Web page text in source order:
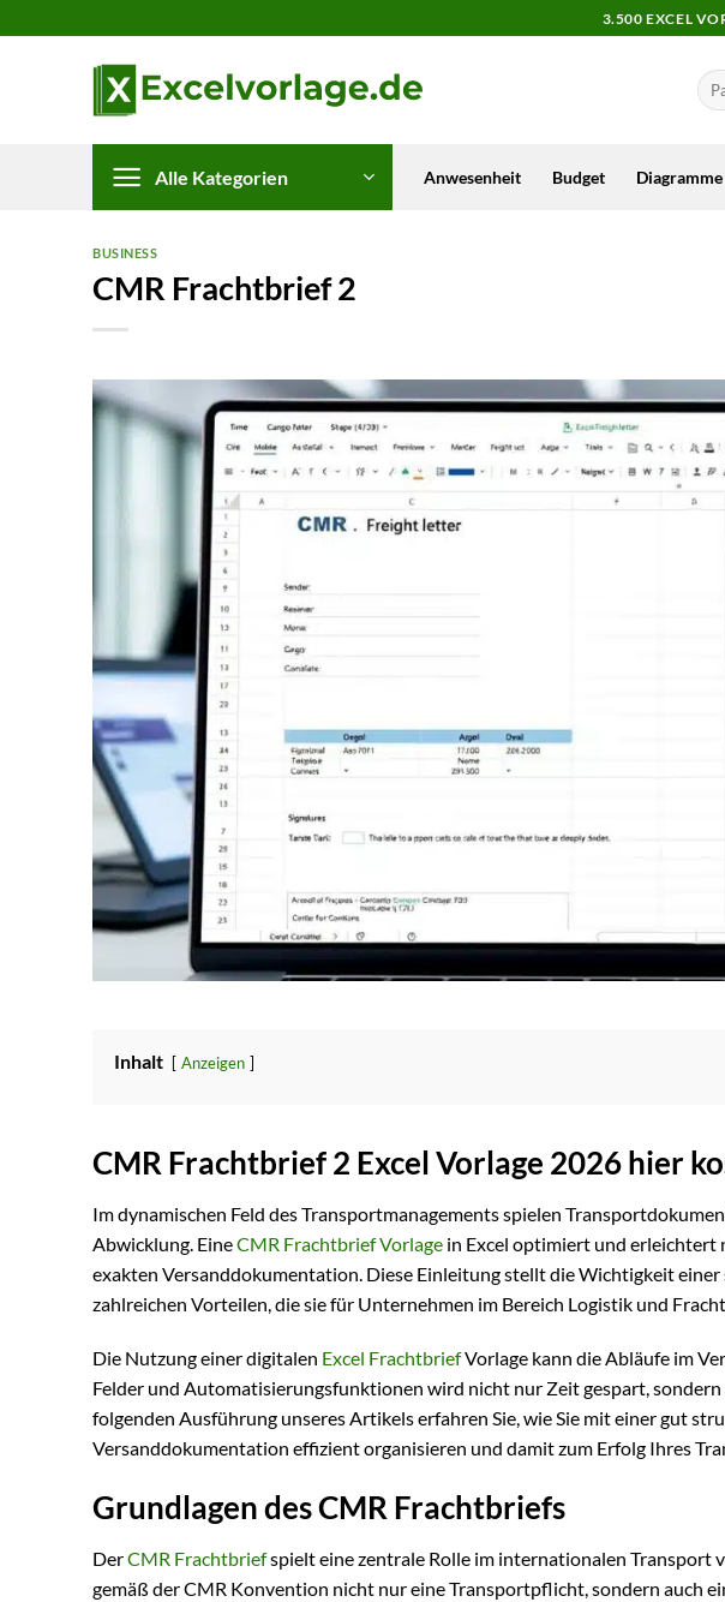
Inhalt
3.500 EXCEL
Alle Kategorien Anwesenheit Budget Diagramme
BUSINESS
CMR Frachtbrief 2
Inhalt Anzeigen
CMR Frachtbrief 2 Excel Vorlage 2026 hier
Im dynamischen Feld des Transportmanagements spielen
Abwicklung. EineCMR Frachtbrief Vorlage in Excel optimiert und erleichtert
exakten Versanddokumentation. Diese Einleitung stellt die Wichtigkeit
zahlreichen Vorteilen, die sie für Unternehmen im Bereich Logistik und
Die Nutzung einer digitalen Excel FrachtbriefVorlage kann die Abläufe im
Felder und Automatisierungsfunktionen wird nicht nur Zeit gespart, sondern
folgenden Ausführung unseres Artikels erfahren Sie, wie Sie mit einer gut
Versanddokumentation effizient organisieren und damit zum Erfolg Ihres
Grundlagen des CMR Frachtbriefs
DerCMR Frachtbriefspielt eine zentrale Rolle im internationalen Transport
gemäß der CMR Konvention nicht nur eine Transportpflicht, sondern auch